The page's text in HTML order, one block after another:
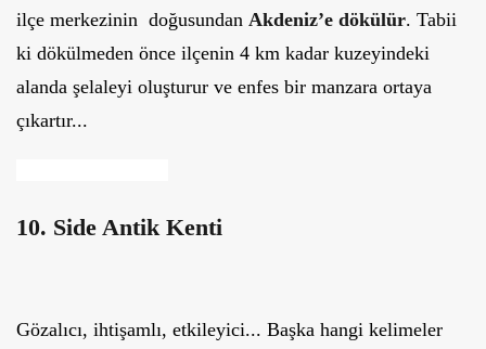
ilçe merkezinin doğusundan Akdeniz’e dökülür. Tabii
ki dökülmeden önce ilçenin 4 km kadar kuzeyindeki
alanda şelaleyi oluşturur ve enfes bir manzara ortaya
çıkartır...
10. Side Antik Kenti
Gözalıcı, ihtişamlı, etkileyici... Başka hangi kelimeler